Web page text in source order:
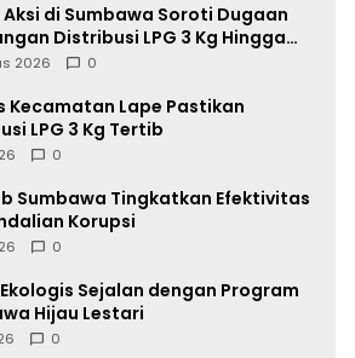
di Sumbawa Soroti Dugaan
Distribusi LPG 3 Kg Hingga
Fiktif
2026 0
Kecamatan Lape Pastikan
LPG 3 Kg Tertib
0
Sumbawa Tingkatkan Efektivitas
Korupsi
0
Sejalan dengan Program
Hijau Lestari
0